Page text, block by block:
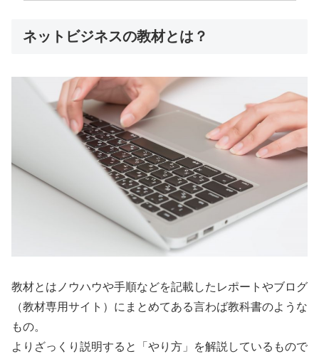
ネットビジネスの教材とは？
教材とはノウハウや手順などを記載したレポートやブログ
（教材専用サイト）にまとめてある言わば教科書のような
もの。
よりざっくり説明すると「やり方」を解説しているもので